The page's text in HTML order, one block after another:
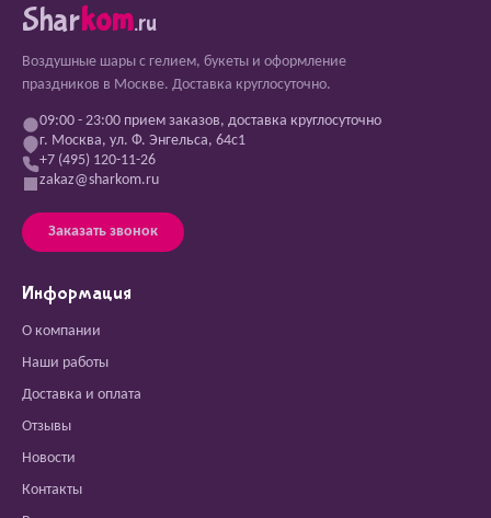
Sharkom.ru
Воздушные шары с гелием, букеты и оформление
праздников в Москве. Доставка круглосуточно.
09:00 - 23:00 прием заказов, доставка круглосуточно
г. Москва, ул. Ф. Энгельса, 64с1
+7 (495) 120-11-26
zakaz@sharkom.ru
Заказать звонок
Информация
О компании
Наши работы
Доставка и оплата
Отзывы
Новости
Контакты